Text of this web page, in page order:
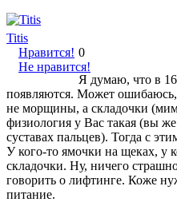
Titis
Нравится!
Не нравится!
0
Я думаю, что в
появляются. Может
не морщины, а складочки
физиология у Вас такая (вы
суставах пальцев). Тогда с
У кого-то ямочки на щеках, у
складочки. Ну, ничего
говорить о лифтинге. Коже
питание.